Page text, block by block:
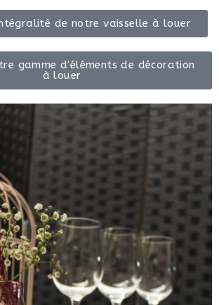
de notre vaisselle à louer
gamme d'éléments de décoration
à louer